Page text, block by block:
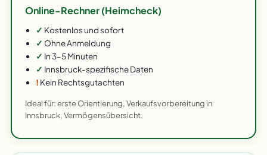
Online-Rechner (Heimcheck)
✓ Kostenlos und sofort
✓ Ohne Anmeldung
✓ In 3–5 Minuten
✓ Innsbruck-spezifische Daten
! Kein Rechtsgutachten
Ideal für: erste Orientierung, Verkaufsvorbereitung in
Innsbruck, Vermögensübersicht.